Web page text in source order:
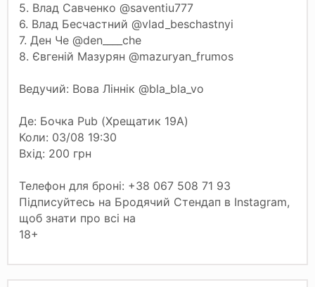
5. Влад Савченко @saventiu777
6. Влад Бесчастний @vlad_beschastnyi
7. Ден Че @den____che
8. Євгеній Мазурян @mazuryan_frumos
Ведучий: Вова Ліннік @bla_bla_vo
Де: Бочка Pub (Хрещатик 19А)
Коли: 03/08 19:30
Вхід: 200 грн
Телефон для броні: +38 067 508 71 93
Підписуйтесь на Бродячий Стендап в Instagram,
щоб знати про всі на
18+